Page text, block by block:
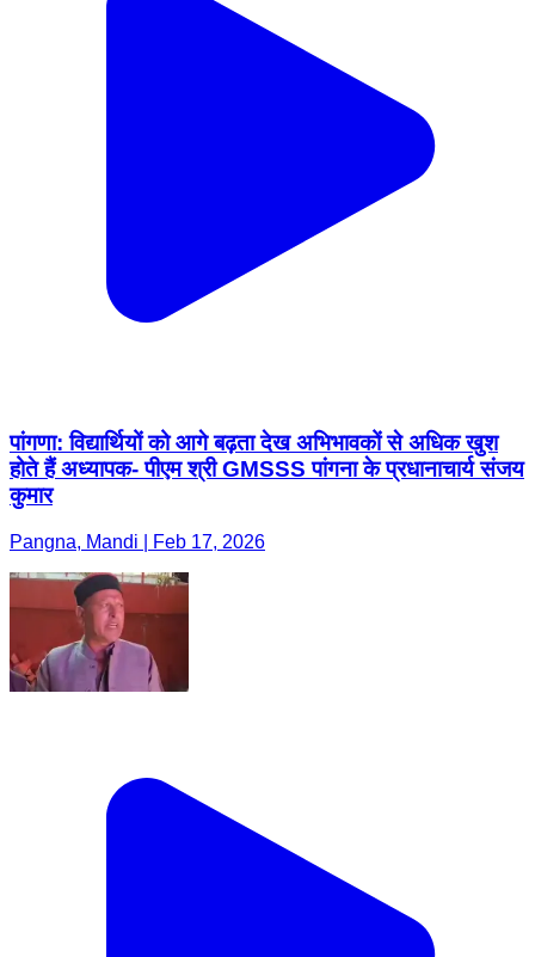
पांगणा: विद्यार्थियों को आगे बढ़ता देख अभिभावकों से अधिक खुश
होते हैं अध्यापक- पीएम श्री GMSSS पांगना के प्रधानाचार्य संजय
कुमार
Pangna, Mandi | Feb 17, 2026